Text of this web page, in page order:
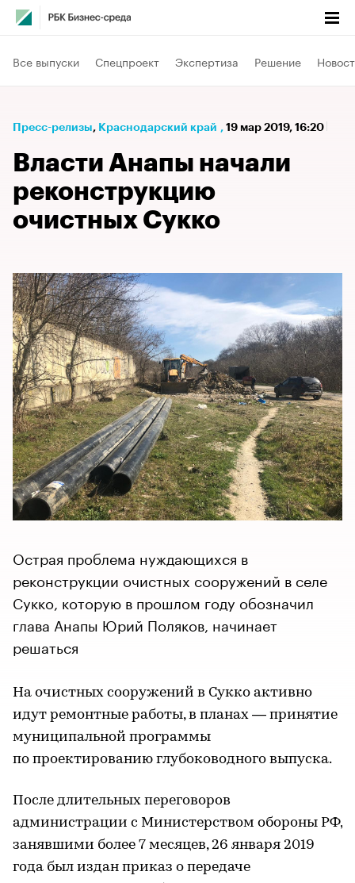
Все выпуски Спецпроект Экспертиза Решение
Пресс-релизы⁠, Краснодарский край , 19 мар 2019, 16:20
Власти Анапы начали
реконструкцию
очистных Сукко
Острая проблема нуждающихся в
реконструкции очистных сооружений в селе
Сукко, которую в прошлом году обозначил
глава Анапы Юрий Поляков, начинает
решаться
На очистных сооружений в Сукко активно
идут ремонтные работы, в планах — принятие
муниципальной программы
по проектированию глубоководного выпуска.
После длительных переговоров
администрации с Министерством обороны РФ,
занявшими более 7 месяцев, 26 января 2019
года был издан приказ о передаче